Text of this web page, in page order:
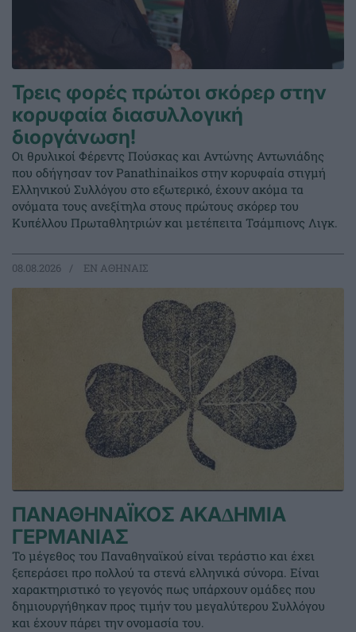
Τρεις φορές πρώτοι σκόρερ στην
κορυφαία διασυλλογική
διοργάνωση!
Οι θρυλικοί Φέρεντς Πούσκας και Αντώνης Αντωνιάδης
που οδήγησαν τον Panathinaikos στην κορυφαία στιγμή
Ελληνικού Συλλόγου στο εξωτερικό, έχουν ακόμα τα
ονόματα τους ανεξίτηλα στους πρώτους σκόρερ του
Κυπέλλου Πρωταθλητριών και μετέπειτα Τσάμπιονς Λιγκ.
08.08.2026 EΝ ΑΘΗΝΑΙΣ
ΠΑΝΑΘΗΝΑΪΚΟΣ ΑΚΑ∆ΗΜΙΑ
ΓΕΡΜΑΝΙΑΣ
Το μέγεθος του Παναθηναϊκού είναι τεράστιο και έχει
ξεπεράσει προ πολλού τα στενά ελληνικά σύνορα. Είναι
χαρακτηριστικό το γεγονός πως υπάρχουν ομάδες που
δημιουργήθηκαν προς τιμήν του μεγαλύτερου Συλλόγου
και έχουν πάρει την ονομασία του.